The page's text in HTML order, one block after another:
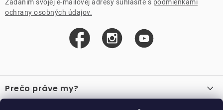
Zadaním svojej e-mailovej adresy súhlasíte s podmienkami
ochrany osobných údajov.
á
pPrečo práve my?